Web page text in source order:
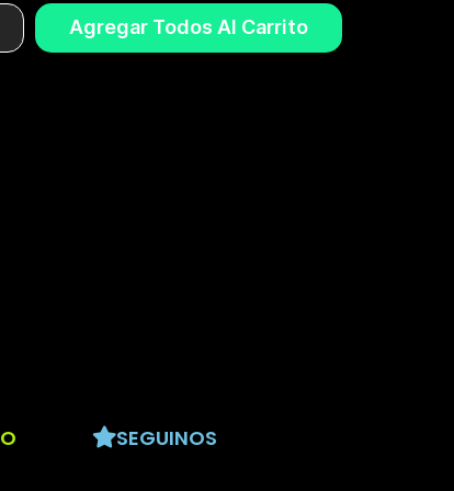
Agregar Todos Al Carrito
SEGUINOS